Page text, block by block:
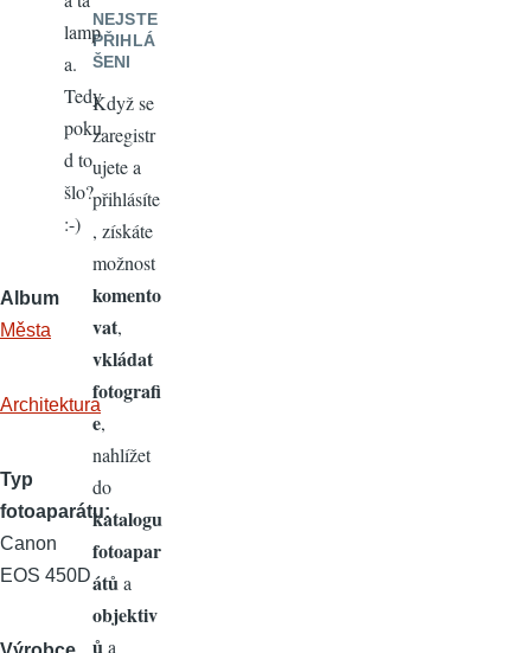
lamp
a.
Tedy
poku
d to
šlo?
:-)
Album
Města
Architektura
Typ
fotoaparátu
Canon
EOS 450D
NEJSTE
PŘIHLÁ
ŠENI
Když se
zaregistr
ujete a
přihlásíte
, získáte
možnost
komento
vat,
vkládat
fotografi
e,
nahlížet
do
katalogu
fotoapar
átů a
objektiv
ů a